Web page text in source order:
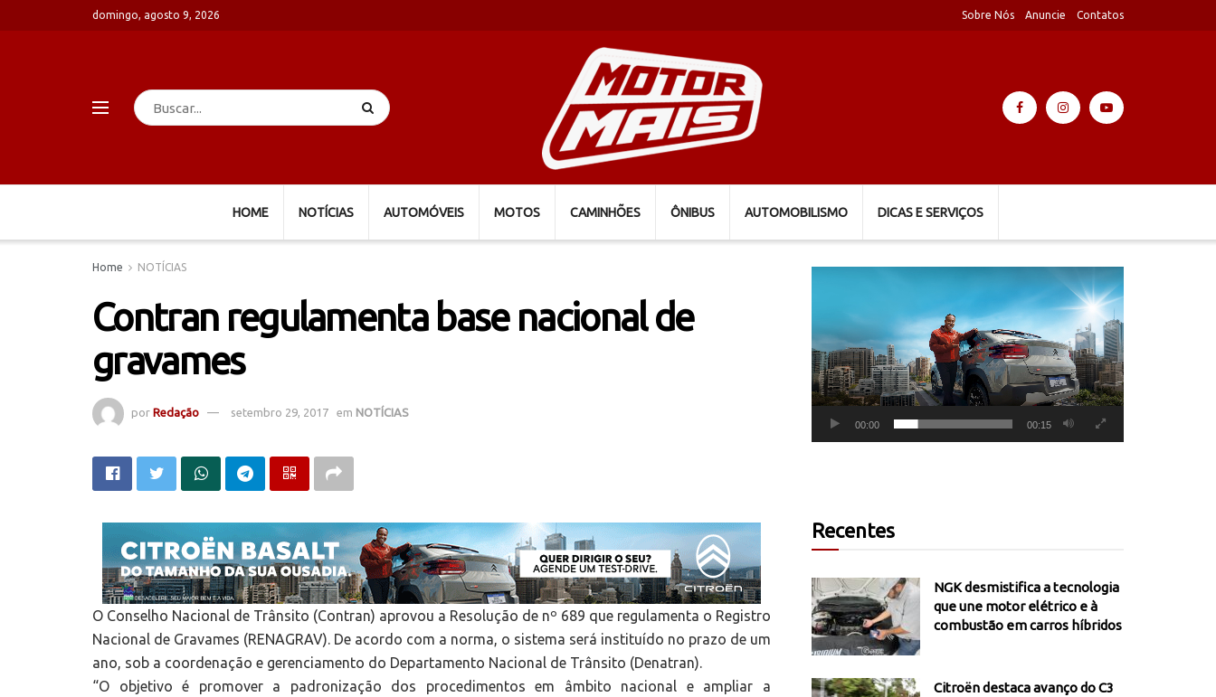
domingo, agosto 9, 2026 Sobre Nós Anuncie Contatos
HOME NOTÍCIAS AUTOMÓVEIS MOTOS CAMINHÕES ÔNIBUS AUTOMOBILISMO DICAS E SERVIÇOS
Home NOTÍCIAS
Contran regulamenta base nacional de
gravames
por Redação setembro 29, 2017 em NOTÍCIAS
O Conselho Nacional de Trânsito (Contran) aprovou a Resolução de nº 689 que regulamenta o Registro
Nacional de Gravames (RENAGRAV). De acordo com a norma, o sistema será instituído no prazo de um
ano, sob a coordenação e gerenciamento do Departamento Nacional de Trânsito (Denatran).
“O objetivo é promover a padronização dos procedimentos em âmbito nacional e ampliar a
00:00 00:15
Recentes
NGK desmistifica a tecnologia
que une motor elétrico e à
combustão em carros híbridos
Citroën destaca avanço do C3